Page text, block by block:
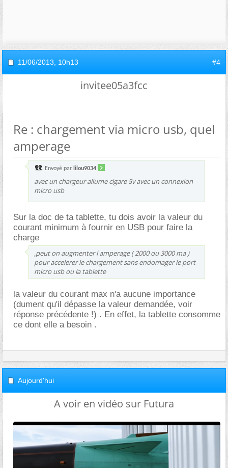
11/06/2013, 10h13 #4
invitee05a3fcc
Re : chargement via micro usb, quel
amperage
Envoyé par lilou9034
avec un chargeur allume cigare 5v avec un connexion
micro usb
Sur la doc de ta tablette, tu dois avoir la valeur du
courant minimum à fournir en USB pour faire la
charge
,peut on augmenter l amperage ( 2000 ou 3000 ma )
pour accelerer le chargement sans endomager le port
micro usb ou la tablette
la valeur du courant max n'a aucune importance
(dument qu'il dépasse la valeur demandée, voir
réponse précédente !) . En effet, la tablette consomme
ce dont elle a besoin .
Aujourd'hui
A voir en vidéo sur Futura